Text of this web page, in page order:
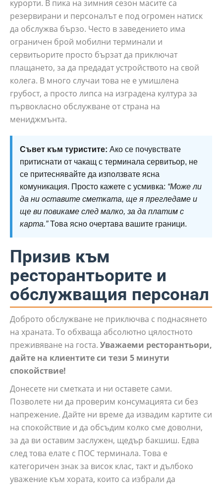
курорти. В пика на зимния сезон масите са
резервирани и персоналът е под огромен натиск
да обслужва бързо. Често в заведението има
ограничен брой мобилни терминали и
сервитьорите просто бързат да приключат
плащането, за да предадат устройството на свой
колега. В много случаи това не е умишлена
грубост, а просто липса на изградена култура за
първокласно обслужване от страна на
мениджмънта.
Съвет към туристите: Ако се почувствате
притиснати от чакащ с терминала сервитьор, не
се притеснявайте да използвате ясна
комуникация. Просто кажете с усмивка: “Може ли
да ни оставите сметката, ще я прегледаме и
ще ви повикаме след малко, за да платим с
карта.”Това ясно очертава вашите граници.
Призив към
ресторантьорите и
обслужващия персонал
Доброто обслужване не приключва с поднасянето
на храната. То обхваща абсолютно цялостното
преживяване на госта. Уважаеми ресторантьори,
дайте на клиентите си тези 5 минути
спокойствие!
Донесете ни сметката и ни оставете сами.
Позволете ни да проверим консумацията си без
напрежение. Дайте ни време да извадим картите си
на спокойствие и да обсъдим колко сме доволни,
за да ви оставим заслужен, щедър бакшиш. Едва
след това елате с ПОС терминала. Това е
категоричен знак за висок клас, такт и дълбоко
уважение към хората, които са избрали да